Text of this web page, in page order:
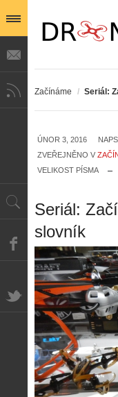
Začínáme / Seriál:
ÚNOR 3, 2016
ZVEŘEJNĚNO V
VELIKOST PÍSMA
Seriál:
slovník